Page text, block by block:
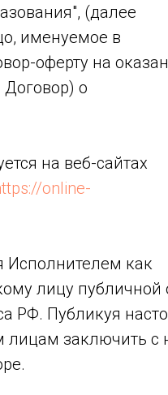
(далее
именуемое в
оферту на
о
на веб-сайтах
online-
Исполнителем как
лицу публичной
РФ. Публикуя
лицам заключить с